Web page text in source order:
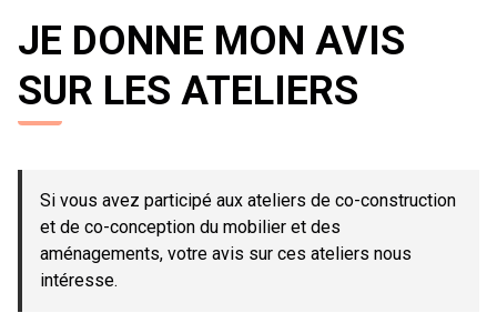
JE DONNE MON AVIS
SUR LES ATELIERS
Si vous avez participé aux ateliers de co-construction
et de co-conception du mobilier et des
aménagements, votre avis sur ces ateliers nous
intéresse.